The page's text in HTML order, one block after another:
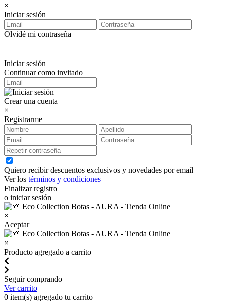
×
Iniciar sesión
Olvidé mi contraseña
Iniciar sesión
Continuar como invitado
Crear una cuenta
×
Registrarme
Quiero recibir descuentos exclusivos y novedades por email
Ver los términos y condiciones
Finalizar registro
o iniciar sesión
×
Aceptar
×
Producto agregado a carrito
Seguir comprando
Ver carrito
0 item(s) agregado tu carrito